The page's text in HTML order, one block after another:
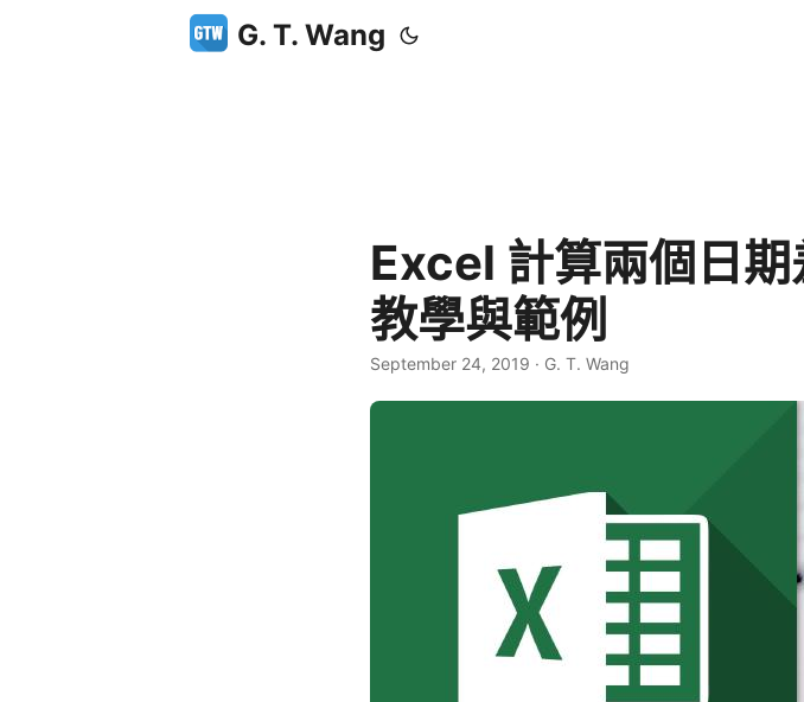
G. T. Wang
Excel 計算兩個日
教學與範例
September 24, 2019 · G. T. Wang